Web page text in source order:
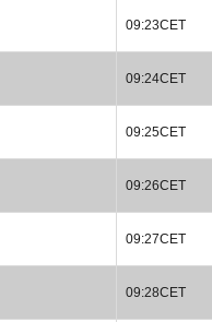
09:23CET
09:24CET
09:25CET
09:26CET
09:27CET
09:28CET